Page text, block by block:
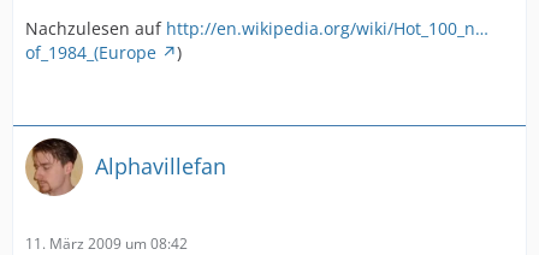
Nachzulesen auf http://en.wikipedia.org/wiki/Hot_100_n…
of_1984_(Europe
)
Alphavillefan
11. März 2009 um 08:42